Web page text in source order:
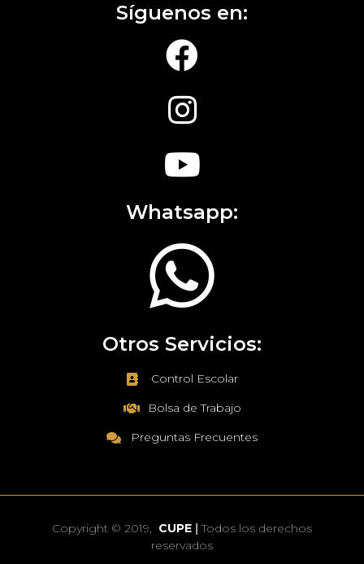
Síguenos en:
Whatsapp:
Otros Servicios:
Control Escolar
Bolsa de Trabajo
Preguntas Frecuentes
Copyright © 2019, CUPE |Todos los derechos
reservados